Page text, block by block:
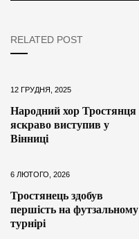
RELATED POST
12 ГРУДНЯ, 2025
Народний хор Тростянця
яскраво виступив у
Вінниці
6 ЛЮТОГО, 2026
Тростянець здобув
першість на футзальному
турнірі